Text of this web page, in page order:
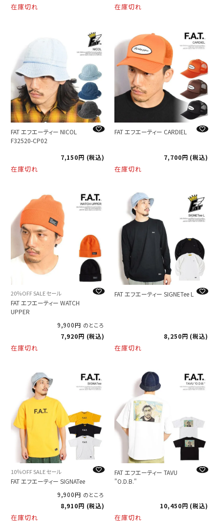
在庫切れ 在庫切れ
FAT エフエーティー NICOL
F32520-CP02
7,150
税込
在庫切れ
FAT エフエーティー CARDIEL
7,700 税込
在庫切れ
20％OFF SALE セール
FAT エフエーティー WATCH
UPPER
9,900
のところ
7,920 税込
在庫切れ
FAT エフエーティー SIGNETee L
8,250 税込
在庫切れ
10％OFF SALE セール
FAT エフエーティー SIGNATee
9,900
のところ
8,910 税込
在庫切れ
FAT エフエーティー TAVU
"O.D.B."
10,450 税込
在庫切れ